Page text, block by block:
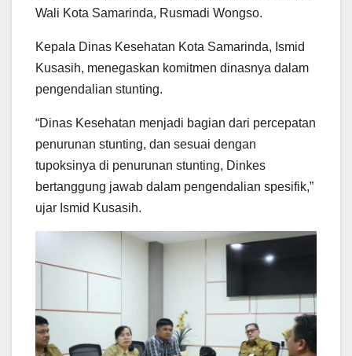
Wali Kota Samarinda, Rusmadi Wongso.
Kepala Dinas Kesehatan Kota Samarinda, Ismid
Kusasih, menegaskan komitmen dinasnya dalam
pengendalian stunting.
“Dinas Kesehatan menjadi bagian dari percepatan
penurunan stunting, dan sesuai dengan
tupoksinya di penurunan stunting, Dinkes
bertanggung jawab dalam pengendalian spesifik,”
ujar Ismid Kusasih.